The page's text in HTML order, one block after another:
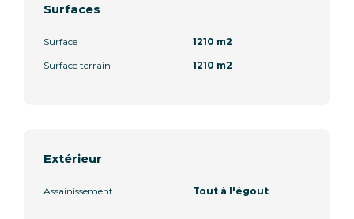
Surfaces
Surface
1210 m2
Surface terrain
1210 m2
Extérieur
Assainissement Tout à l'égout